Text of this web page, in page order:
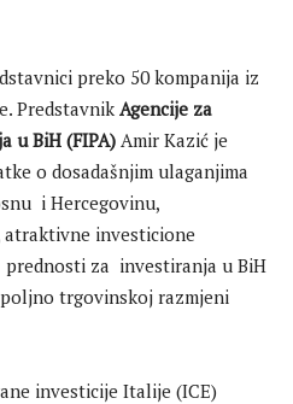
preko 50 kompanija iz
Predstavnik Agencije za
u BiH (FIPA) Amir Kazić je
o dosadašnjim ulaganjima
i Hercegovinu,
investicione
za investiranja u BiH
trgovinskoj razmjeni
investicije Italije (ICE)